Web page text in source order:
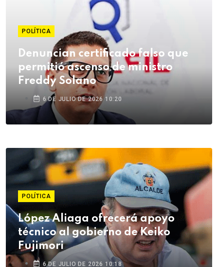
POLÍTICA
Denuncian certificado falso que
permitió ascenso de ministro
Freddy Solano
6 DE JULIO DE 2026 10:20
POLÍTICA
López Aliaga ofrecerá apoyo
técnico al gobierno de Keiko
Fujimori
6 DE JULIO DE 2026 10:18